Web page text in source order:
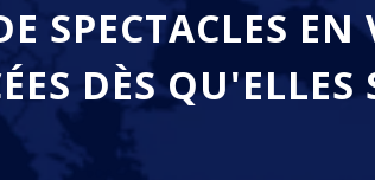
SPECTACLES EN
DÈS QU'ELLES